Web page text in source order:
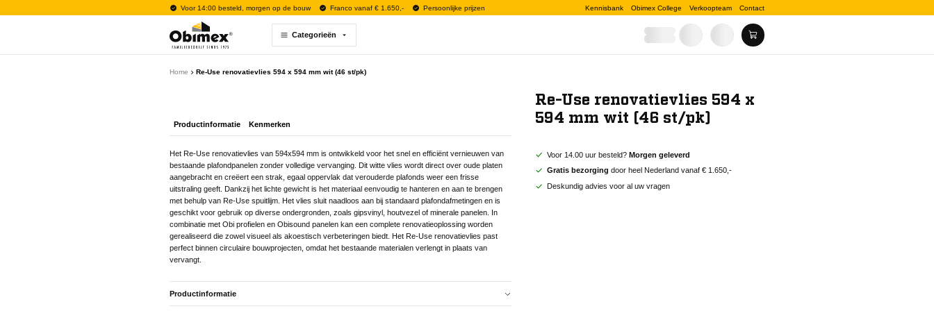
Voor 14:00 besteld, morgen op de bouw Franco vanaf € 1.650,- Persoonlijke prijzen Kennisbank Obimex College Verkoopteam Contact
Categorieën
Home Re-Use renovatievlies 594 x 594 mm wit (46 st/pk)
Re-Use renovatievlies 594 x
594 mm wit (46 st/pk)
Voor 14.00 uur besteld? Morgen geleverd
Gratis bezorging door heel Nederland vanaf € 1.650,-
Deskundig advies voor al uw vragen
Productinformatie Kenmerken
Het Re-Use renovatievlies van 594x594 mm is ontwikkeld voor het snel en efficiënt vernieuwen van
bestaande plafondpanelen zonder volledige vervanging. Dit witte vlies wordt direct over oude platen
aangebracht en creëert een strak, egaal oppervlak dat verouderde plafonds weer een frisse
uitstraling geeft. Dankzij het lichte gewicht is het materiaal eenvoudig te hanteren en aan te brengen
met behulp van Re-Use spuitlijm. Het vlies sluit naadloos aan bij standaard plafondafmetingen en is
geschikt voor gebruik op diverse ondergronden, zoals gipsvinyl, houtvezel of minerale panelen. In
combinatie met Obi profielen en Obisound panelen kan een complete renovatieoplossing worden
gerealiseerd die zowel visueel als akoestisch verbeteringen biedt. Het Re-Use renovatievlies past
perfect binnen circulaire bouwprojecten, omdat het bestaande materialen verlengt in plaats van
vervangt.
Productinformatie